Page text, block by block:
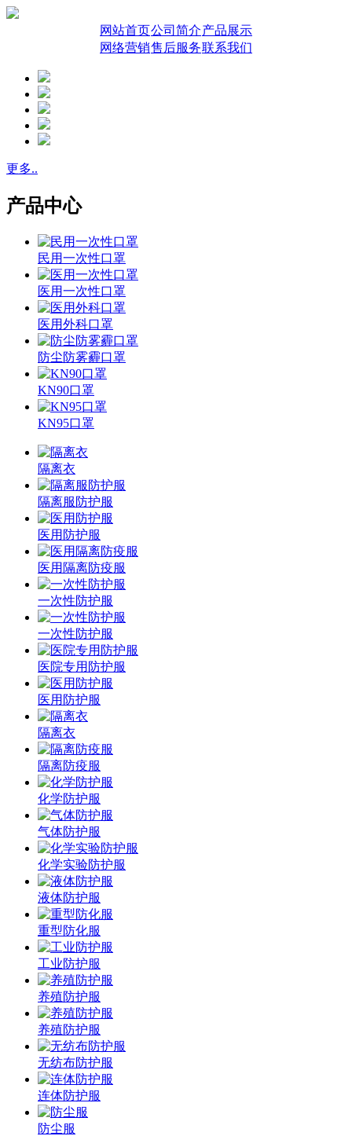
网站首页公司简介产品展示
网络营销售后服务联系我们
更多..
产品中心
民用一次性口罩
医用一次性口罩
医用外科口罩
防尘防雾霾口罩
KN90口罩
KN95口罩
隔离衣
隔离服防护服
医用防护服
医用隔离防疫服
一次性防护服
一次性防护服
医院专用防护服
医用防护服
隔离衣
隔离防疫服
化学防护服
气体防护服
化学实验防护服
液体防护服
重型防化服
工业防护服
养殖防护服
养殖防护服
无纺布防护服
连体防护服
防尘服